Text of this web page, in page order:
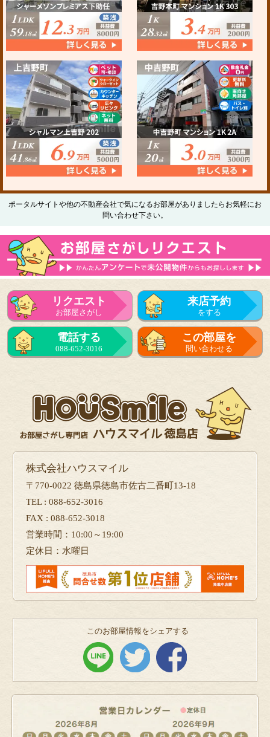
ポータルサイトや他の不動産会社で気になるお部屋がありましたらお気軽にお
問い合わせ下さい。
リクエスト
お部屋さがし
来店予約
をする
電話する
088-652-3016
この部屋を
問い合わせる
株式会社ハウスマイル
〒770-0022 徳島県徳島市佐古二番町13-18
TEL : 088-652-3016
FAX : 088-652-3018
営業時間：10:00～19:00
定休日：水曜日
このお部屋情報をシェアする